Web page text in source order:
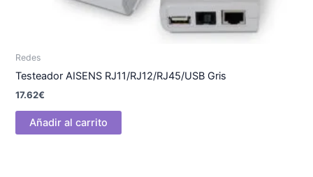
Redes
Testeador AISENS RJ11/RJ12/RJ45/USB Gris
17.62€
Añadir al carrito